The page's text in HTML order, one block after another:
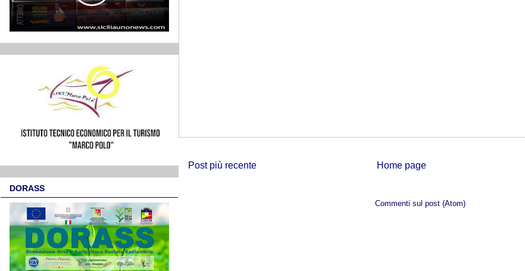
Post più recente Home page
Commenti sul post (Atom)
DORASS